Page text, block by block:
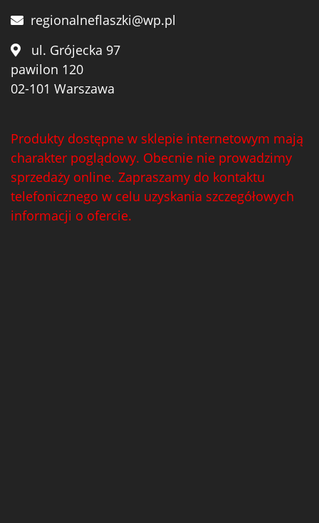
regionalneflaszki@wp.pl
ul. Grójecka 97
pawilon 120
02-101 Warszawa
Produkty dostępne w sklepie internetowym mają
charakter poglądowy. Obecnie nie prowadzimy
sprzedaży online. Zapraszamy do kontaktu
telefonicznego w celu uzyskania szczegółowych
informacji o ofercie.